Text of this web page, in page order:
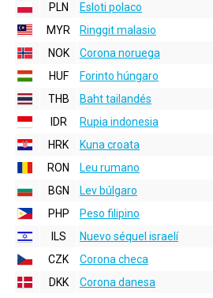
PLN
Esloti polaco
MYR
Ringgit malasio
NOK
Corona noruega
HUF
Forinto húngaro
THB
Baht tailandés
IDR
Rupia indonesia
HRK
Kuna croata
RON
Leu rumano
BGN
Lev búlgaro
PHP
Peso filipino
ILS
Nuevo séquel israelí
CZK
Corona checa
DKK
Corona danesa